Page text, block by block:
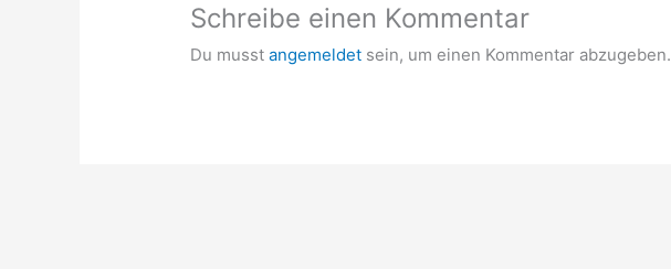
Schreibe einen Kommentar
Du musstangemeldet sein, um einen Kommentar abzugeben.